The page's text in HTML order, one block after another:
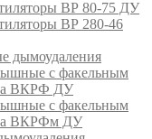
ВР 80-75 ДУ
ВР 280-46
дымоудаления
с факельным
ВКРФ ДУ
с факельным
ВКРФм ДУ